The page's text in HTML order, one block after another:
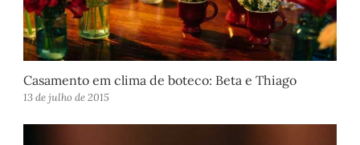
Casamento em clima de boteco: Beta e Thiago
13 de julho de 2015